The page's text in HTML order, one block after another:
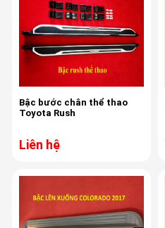
Bậc bước chân thể thao
Toyota Rush
Liên hệ